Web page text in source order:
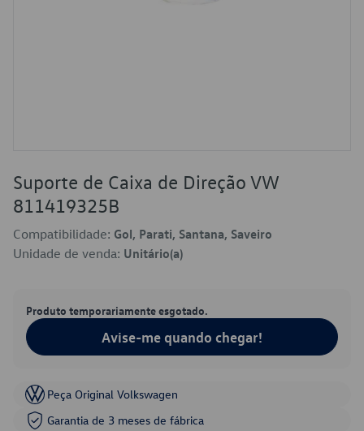
Suporte de Caixa de Direção VW
811419325B
Compatibilidade: Gol, Parati, Santana, Saveiro
Unidade de venda: Unitário(a)
Produto temporariamente esgotado.
Avise-me quando chegar!
Peça Original Volkswagen
Garantia de 3 meses de fábrica